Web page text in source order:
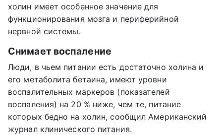
холин имеет особенное значение для
функционирования мозга и периферийной
нервной системы.
Снимает воспаление
Люди, в чьем питании есть достаточно холина и
его метаболита бетаина, имеют уровни
воспалительных маркеров (показателей
воспаления) на 20 % ниже, чем те, питание
которых бедно на холин, сообщил Американский
журнал клинического питания.